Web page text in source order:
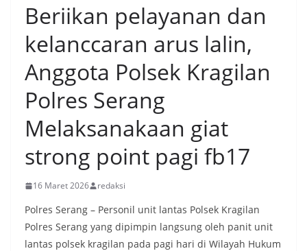
Beriikan pelayanan dan
kelanccaran arus lalin,
Anggota Polsek Kragilan
Polres Serang
Melaksanakaan giat
strong point pagi fb17
16 Maret 2026 redaksi
Polres Serang – Personil unit lantas Polsek Kragilan
Polres Serang yang dipimpin langsung oleh panit unit
lantas polsek kragilan pada pagi hari di Wilayah Hukum